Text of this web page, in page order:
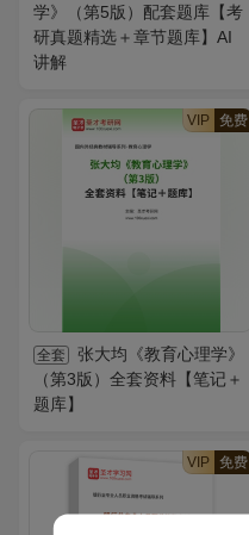
学》（第5版）配套题库【考
研真题精选＋章节题库】AI
讲解
VIP 免费
全套
张大均《教育心理学》
（第3版）全套资料【笔记＋
题库】
VIP 免费